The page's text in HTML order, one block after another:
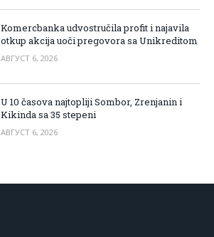
Komercbanka udvostručila profit i najavila
otkup akcija uoči pregovora sa Unikreditom
АВГУСТ 6, 2026
U 10 časova najtopliji Sombor, Zrenjanin i
Kikinda sa 35 stepeni
АВГУСТ 6, 2026